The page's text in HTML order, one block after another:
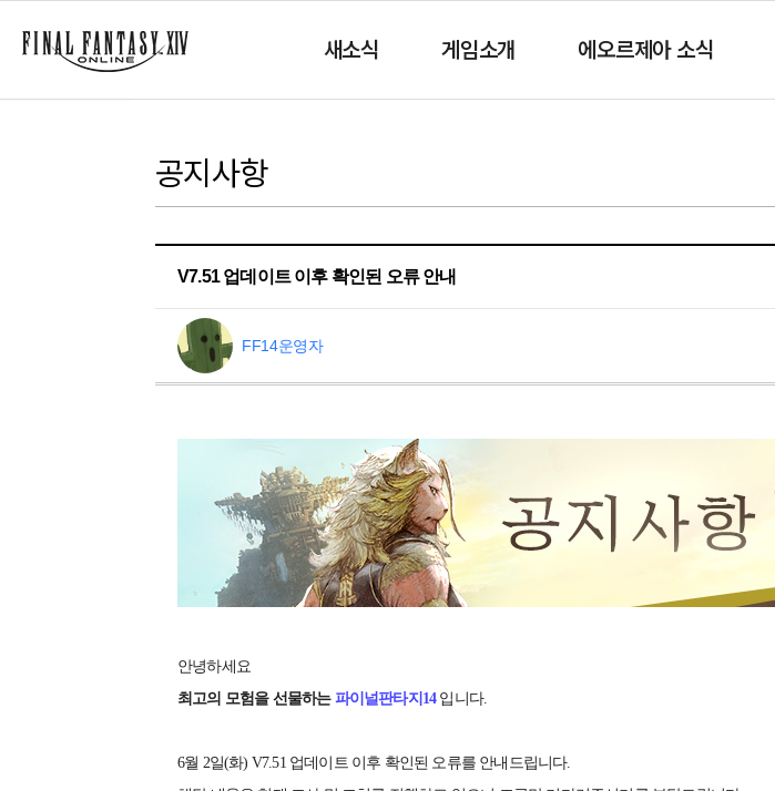
새소식 게임소개 에오르제아 소식
공지사항
V7.51 업데이트 이후 확인된 오류 안내
FF14운영자
안녕하세요
최고의 모험을 선물하는 파이널판타지14입니다.
6월 2일(화) V7.51 업데이트 이후 확인된 오류를 안내드립니다.